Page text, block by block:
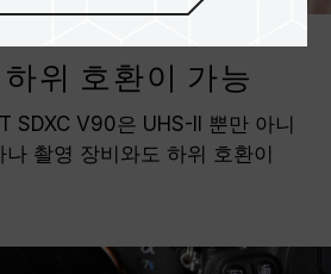
하위 호환이 가능
SDXC V90은 UHS-II 뿐만 아니
촬영 장비와도 하위 호환이